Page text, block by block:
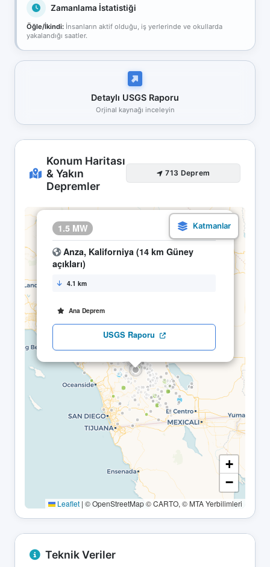
Zamanlama İstatistiği
Öğle/İkindi: İnsanların aktif olduğu, iş yerlerinde ve okullarda
yakalandığı saatler.
Detaylı USGS Raporu
Orjinal kaynağı inceleyin
Konum Haritası
& Yakın
Depremler
713 Deprem
1.5 MW 09.05 15:31
Anza, Kaliforniya (14 km Güney
açıkları)
4.1 km
Ana Deprem
USGS Raporu
×
+
−
Leaflet | © OpenStreetMap © CARTO, © MTA Yerbilimleri
Teknik Veriler